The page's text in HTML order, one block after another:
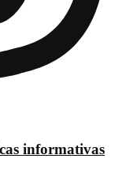
informativas